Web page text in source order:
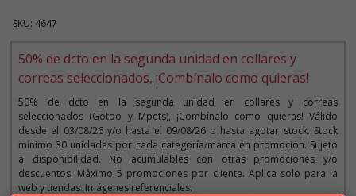
SKU: 4647
50% de dcto en la segunda unidad en collares y
correas seleccionados, ¡Combínalo como quieras!
50% de dcto en la segunda unidad en collares y correas
seleccionados (Gotoo y Mpets), ¡Combínalo como quieras! Válido
desde el 03/08/26 y/o hasta el 09/08/26 o hasta agotar stock. Stock
mínimo 30 unidades por cada categoría/marca en promoción. Sujeto
a disponibilidad. No acumulables con otras promociones y/o
descuentos. Máximo 5 promociones por cliente. Aplica solo para la
web y tiendas. Imágenes referenciales.